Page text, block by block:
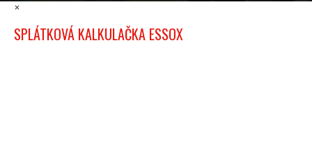
×
SPLÁTKOVÁ KALKULAČKA ESSOX